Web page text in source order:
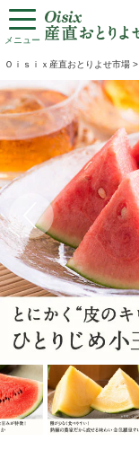
メニュー
Ｏｉｓｉｘ産直おとりよせ市場 >